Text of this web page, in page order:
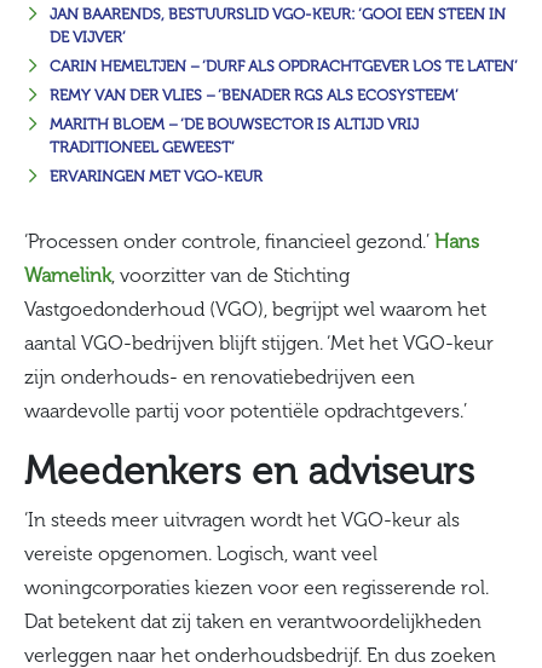
JAN BAARENDS, BESTUURSLID VGO-KEUR: ‘GOOI EEN STEEN IN
DE VIJVER’
CARIN HEMELTJEN – ‘DURF ALS OPDRACHTGEVER LOS TE LATEN’
REMY VAN DER VLIES – ‘BENADER RGS ALS ECOSYSTEEM’
MARITH BLOEM – ‘DE BOUWSECTOR IS ALTIJD VRIJ
TRADITIONEEL GEWEEST’
ERVARINGEN MET VGO-KEUR
‘Processen onder controle, financieel gezond.’ Hans
Wamelink, voorzitter van de Stichting
Vastgoedonderhoud (VGO), begrijpt wel waarom het
aantal VGO-bedrijven blijft stijgen. ‘Met het VGO-keur
zijn onderhouds- en renovatiebedrijven een
waardevolle partij voor potentiële opdrachtgevers.’
Meedenkers en adviseurs
‘In steeds meer uitvragen wordt het VGO-keur als
vereiste opgenomen. Logisch, want veel
woningcorporaties kiezen voor een regisserende rol.
Dat betekent dat zij taken en verantwoordelijkheden
verleggen naar het onderhoudsbedrijf. En dus zoeken